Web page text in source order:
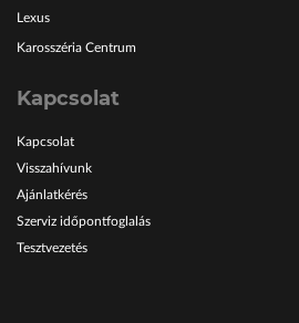
Lexus
Karosszéria Centrum
Kapcsolat
Kapcsolat
Visszahívunk
Ajánlatkérés
Szerviz időpontfoglalás
Tesztvezetés